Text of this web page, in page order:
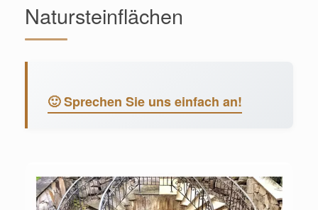
Natursteinflächen
🙂 Sprechen Sie uns einfach an!